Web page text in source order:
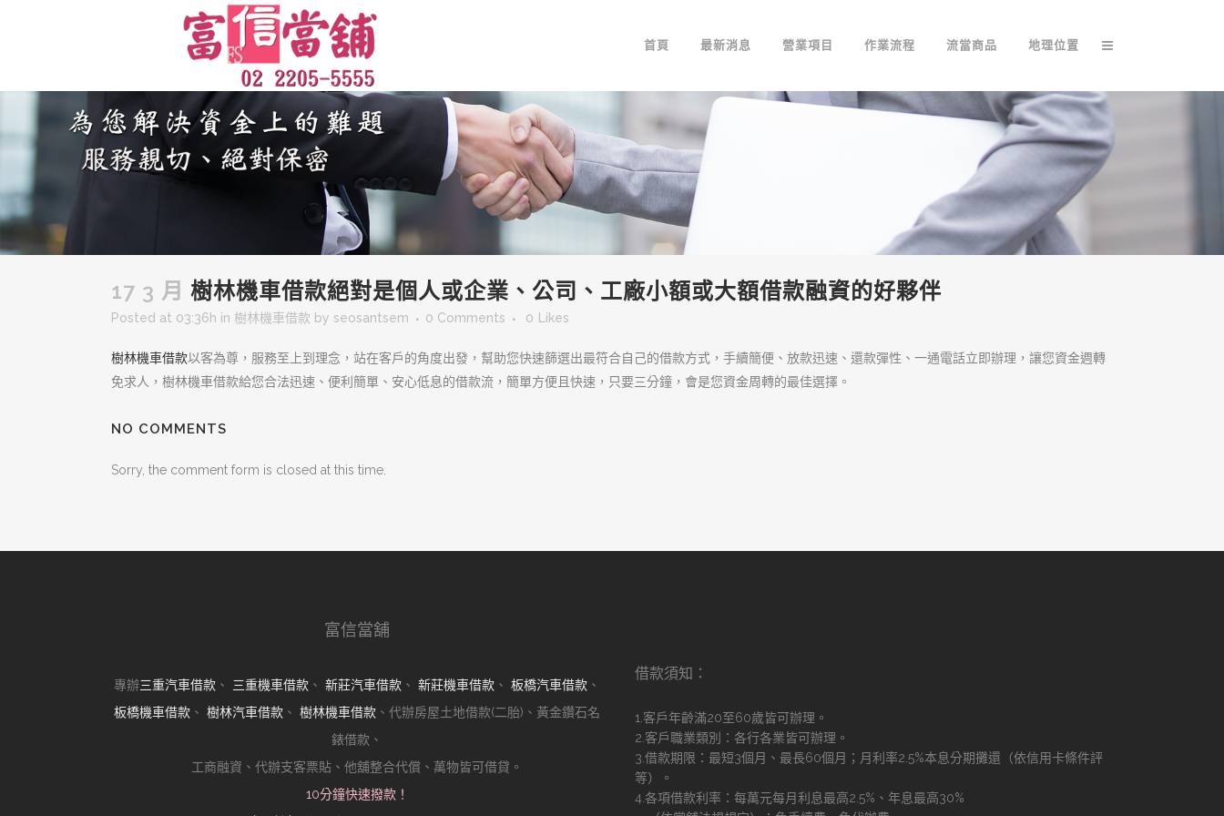
首頁 最新消息 營業項目 作業流程 流當商品 地理位置
17 3 月 樹林機車借款絕對是個人或企業、公司、工廠小額或大額借款融資的好夥伴
Posted at 03:36h in 樹林機車借款 by seosantsem 0 Comments 0 Likes
樹林機車借款以客為尊，服務至上到理念，站在客戶的角度出發，幫助您快速篩選出最符合自己的借款方式，手續簡便、放款迅速、還款彈性、一通電話立即辦理，讓您資金週轉
免求人，樹林機車借款給您合法迅速、便利簡單、安心低息的借款流，簡單方便且快速，只要三分鐘，會是您資金周轉的最佳選擇。
NO COMMENTS
Sorry, the comment form is closed at this time.
富信當舖
專辦三重汽車借款 、 三重機車借款 、 新莊汽車借款 、 新莊機車借款 、 板橋汽車借款 、
板橋機車借款 、 樹林汽車借款 、 樹林機車借款 、代辦房屋土地借款(二胎)、黃金鑽石名
錶借款、
工商融資、代辦支客票貼、他舖整合代償、萬物皆可借貸。
10分鐘快速撥款！
借款須知：
1.客戶年齡滿20至60歲皆可辦理。
2.客戶職業類別：各行各業皆可辦理。
3.借款期限：最短3個月、最長60個月；月利率2.5%本息分期攤還（依信用卡條件評
等）。
4.各項借款利率：每萬元每月利息最高2.5%、年息最高30%